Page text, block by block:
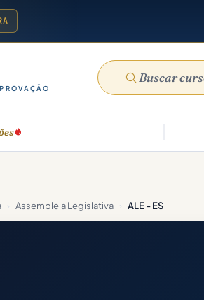
› Assembleia Legislativa › ALE - ES